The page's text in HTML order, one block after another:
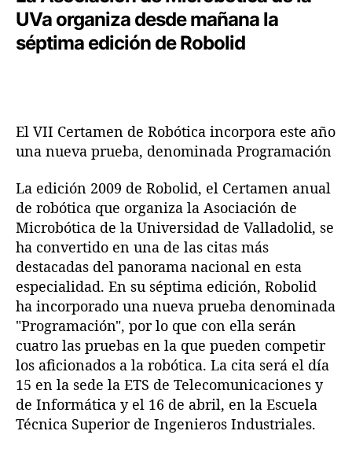
e
n
t
e
n
t
a
d
UVa organiza desde mañana la
séptima edición de Robolid
El VII Certamen de Robótica incorpora este año
una nueva prueba, denominada Programación
La edición 2009 de Robolid, el Certamen anual
de robótica que organiza la Asociación de
Microbótica de la Universidad de Valladolid, se
ha convertido en una de las citas más
destacadas del panorama nacional en esta
especialidad. En su séptima edición, Robolid
ha incorporado una nueva prueba denominada
"Programación", por lo que con ella serán
cuatro las pruebas en la que pueden competir
los aficionados a la robótica. La cita será el día
15 en la sede la ETS de Telecomunicaciones y
de Informática y el 16 de abril, en la Escuela
Técnica Superior de Ingenieros Industriales.